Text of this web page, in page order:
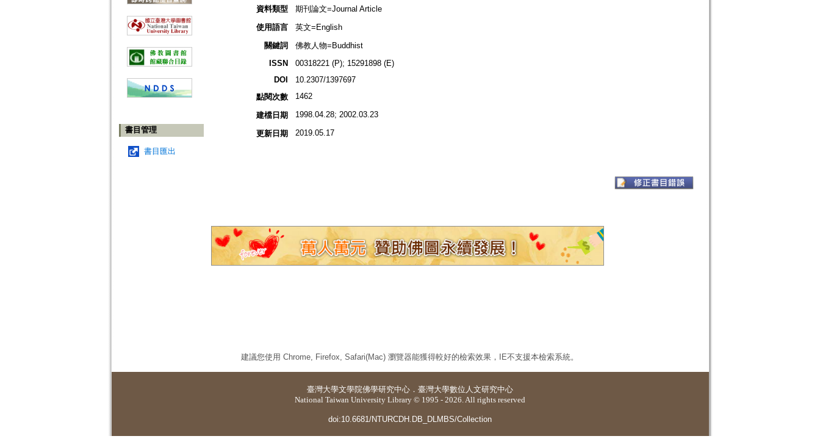
書目管理
書目匯出
資料類型
期刊論文=Journal Article
使用語言
英文=English
關鍵詞
佛教人物=Buddhist
ISSN
00318221 (P); 15291898 (E)
DOI
10.2307/1397697
點閱次數
1462
建檔日期 1998.04.28; 2002.03.23
更新日期 2019.05.17
建議您使用 Chrome, Firefox, Safari(Mac) 瀏覽器能獲得較好的檢索效果，IE不支援本檢索系統。
臺灣大學文學院佛學研究中心 ． 臺灣大學數位人文研究中心
National Taiwan University Library © 1995 - 2026. All rights reserved
doi:10.6681/NTURCDH.DB_DLMBS/Collection